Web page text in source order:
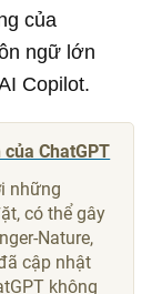
của
ngữ lớn
Copilot.
ChatGPT
những
có thể gây
Nature,
cập nhật
không